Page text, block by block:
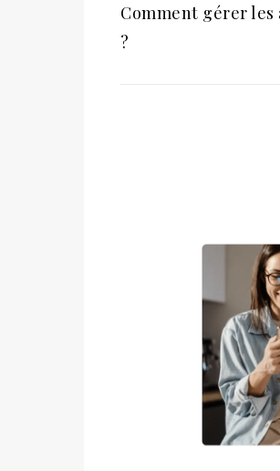
Comment gérer les
?